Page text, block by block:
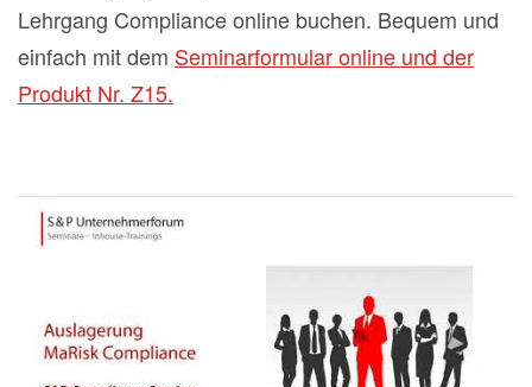
Lehrgang Compliance online buchen. Bequem und
einfach mit dem Seminarformular online und der
Produkt Nr. Z15.